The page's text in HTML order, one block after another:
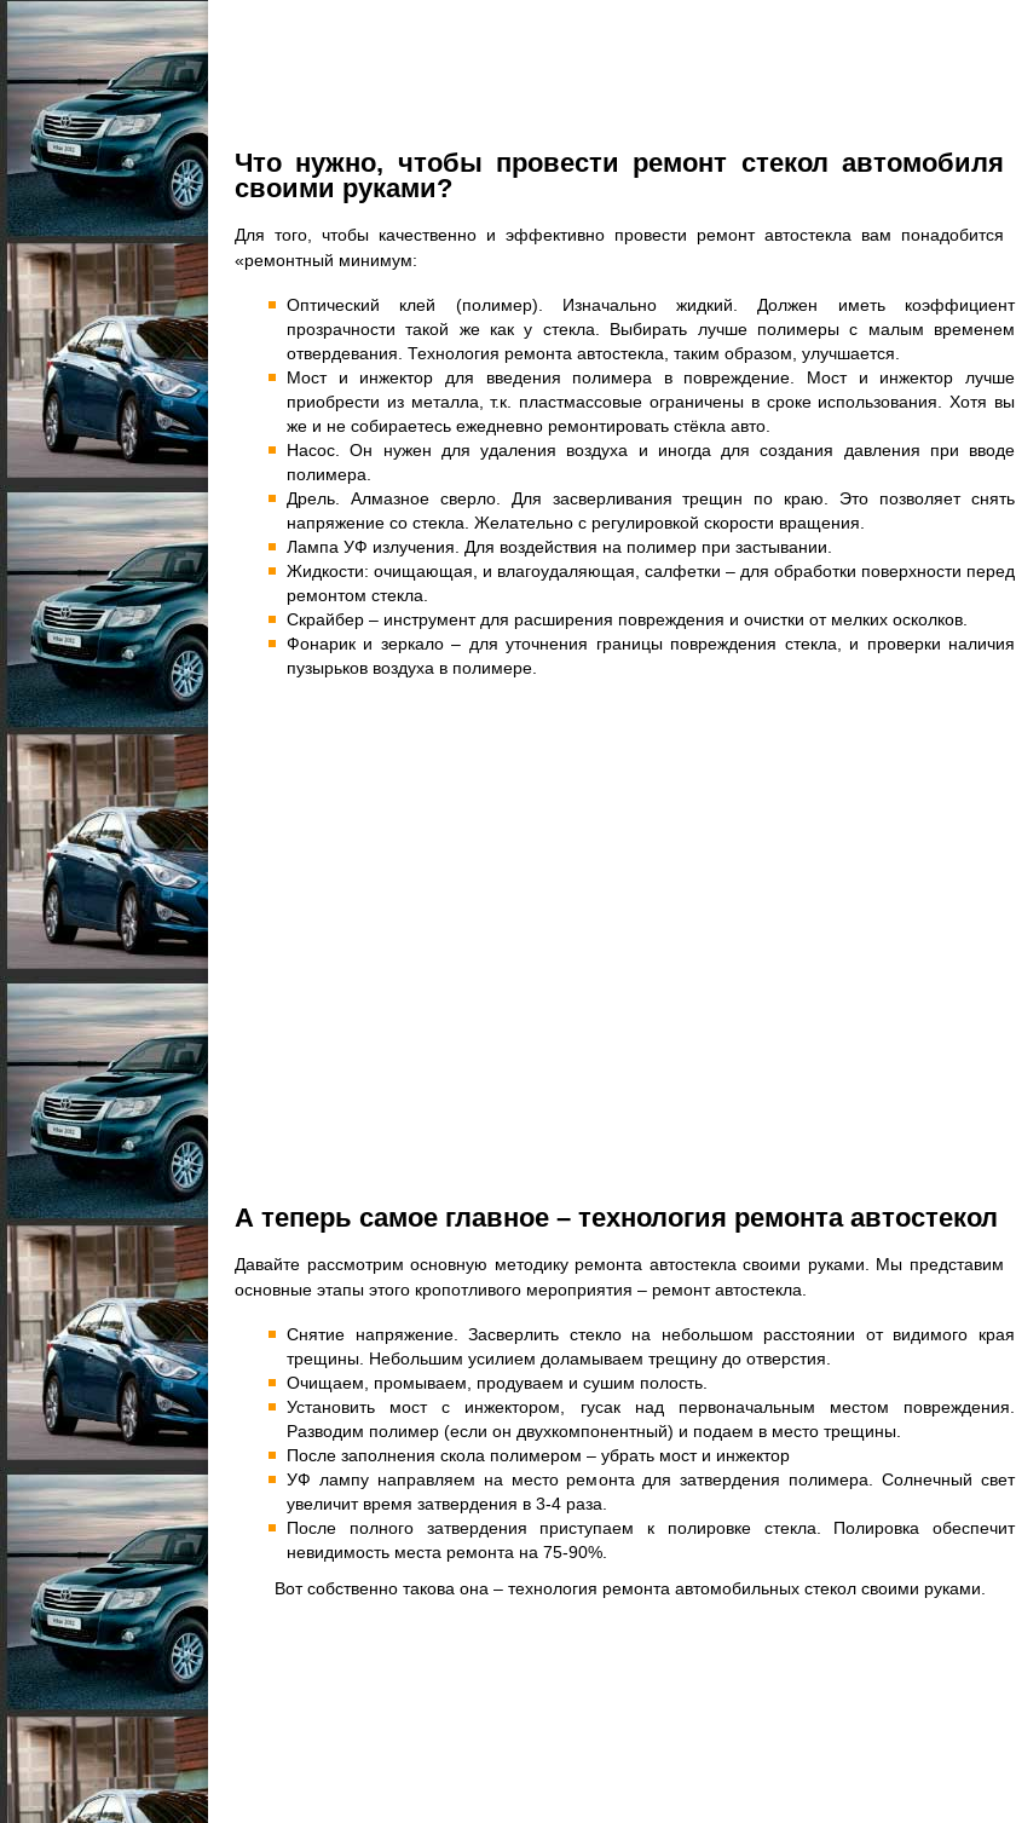
Что нужно, чтобы провести ремонт стекол автомобиля
своими руками?
Для того, чтобы качественно и эффективно провести ремонт автостекла вам понадобится
«ремонтный минимум:
Оптический клей (полимер). Изначально жидкий. Должен иметь коэффициент
прозрачности такой же как у стекла. Выбирать лучше полимеры с малым временем
отвердевания. Технология ремонта автостекла, таким образом, улучшается.
Мост и инжектор для введения полимера в повреждение. Мост и инжектор лучше
приобрести из металла, т.к. пластмассовые ограничены в сроке использования. Хотя вы
же и не собираетесь ежедневно ремонтировать стёкла авто.
Насос. Он нужен для удаления воздуха и иногда для создания давления при вводе
полимера.
Дрель. Алмазное сверло. Для засверливания трещин по краю. Это позволяет снять
напряжение со стекла. Желательно с регулировкой скорости вращения.
Лампа УФ излучения. Для воздействия на полимер при застывании.
Жидкости: очищающая, и влагоудаляющая, салфетки – для обработки поверхности перед
ремонтом стекла.
Скрайбер – инструмент для расширения повреждения и очистки от мелких осколков.
Фонарик и зеркало – для уточнения границы повреждения стекла, и проверки наличия
пузырьков воздуха в полимере.
А теперь самое главное – технология ремонта автостекол
Давайте рассмотрим основную методику ремонта автостекла своими руками. Мы представим
основные этапы этого кропотливого мероприятия – ремонт автостекла.
Снятие напряжение. Засверлить стекло на небольшом расстоянии от видимого края
трещины. Небольшим усилием доламываем трещину до отверстия.
Очищаем, промываем, продуваем и сушим полость.
Установить мост с инжектором, гусак над первоначальным местом повреждения.
Разводим полимер (если он двухкомпонентный) и подаем в место трещины.
После заполнения скола полимером – убрать мост и инжектор
УФ лампу направляем на место ремонта для затвердения полимера. Солнечный свет
увеличит время затвердения в 3-4 раза.
После полного затвердения приступаем к полировке стекла. Полировка обеспечит
невидимость места ремонта на 75-90%.
Вот собственно такова она – технология ремонта автомобильных стекол своими руками.